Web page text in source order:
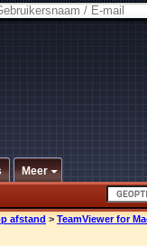
Meer
afstand > TeamViewer for